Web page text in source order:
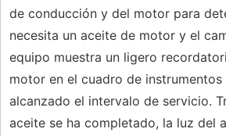
de conducción y del motor para
necesita un aceite de motor y el
equipo muestra un ligero
motor en el cuadro de instrumentos
alcanzado el intervalo de servicio.
aceite se ha completado, la luz del